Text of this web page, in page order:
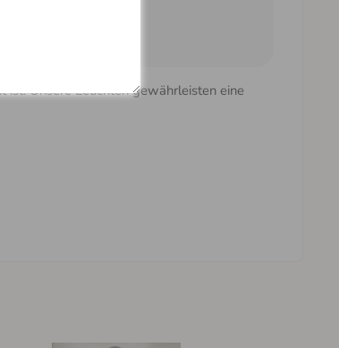
Unsere Leuchten gewährleisten eine